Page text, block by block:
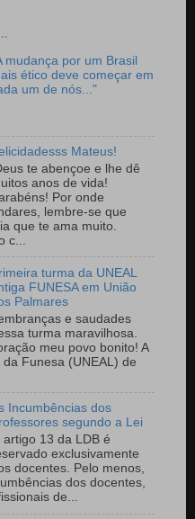
mudança por um Brasil
ético deve começar em
um de nós..."
Mateus!
te abençoe e lhe dê
anos de vida!
Por onde
lembre-se que
que te ama muito.
c...
turma da UNEAL
FUNESA em União
Palmares
e saudades
turma maravilhosa.
meu povo bonito! A
Funesa (UNEAL) de
Incumbências dos
segundo a Lei
artigo 13 da LDB é
exclusivamente
docentes. Pelo menos,
dos docentes,
de...